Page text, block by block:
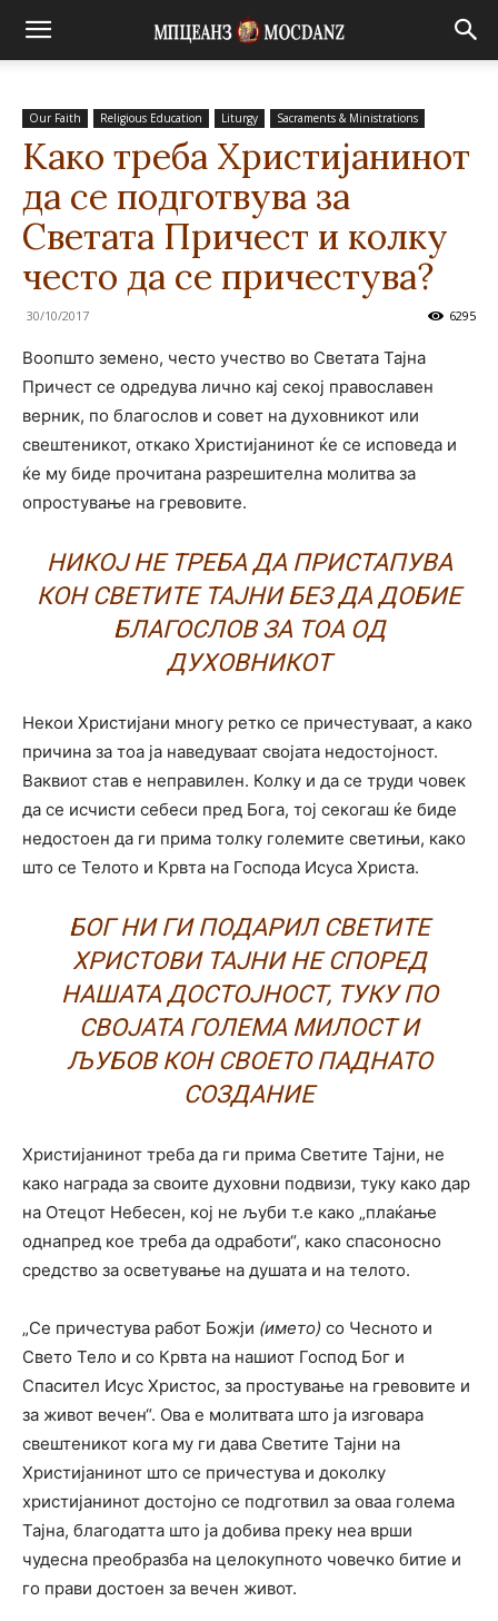
Our Faith Religious Education Liturgy Sacraments & Ministrations
Како треба Христијанинот
да се подготвува за
Светата Причест и колку
често да се причестува?
30/10/2017 6295
Воопшто земено, често учество во Светата Тајна
Причест се одредува лично кај секој православен
верник, по благослов и совет на духовникот или
свештеникот, откако Христијaнинот ќе се исповеда и
ќе му биде прочитана разрешителна молитва за
опростување на гревовите.
НИКОЈ НЕ ТРЕБА ДА ПРИСТАПУВА
КОН СВЕТИТЕ ТАЈНИ БЕЗ ДА ДОБИЕ
БЛАГОСЛОВ ЗА ТОА ОД
ДУХОВНИКОТ
Некои Христијани многу ретко се причестуваат, а како
причина за тоа ја наведуваат својата недостојност.
Ваквиот став е неправилен. Колку и да се труди човек
да се исчисти себеси пред Бога, тој секогаш ќе биде
недостоен да ги прима толку големите светињи, како
што се Телото и Крвта на Господа Исуса Христа.
БОГ НИ ГИ ПОДАРИЛ СВЕТИТЕ
ХРИСТОВИ ТАЈНИ НЕ СПОРЕД
НАШАТА ДОСТОЈНОСТ, ТУКУ ПО
СВОЈАТА ГОЛЕМА МИЛОСТ И
ЉУБОВ КОН СВОЕТО ПАДНАТО
СОЗДАНИЕ
Христијанинот треба да ги прима Светите Тајни, не
како награда за своите духовни подвизи, туку како дар
на Отецот Небесен, кој не љуби т.е како „плаќање
однапред кое треба да одработи“, како спасоносно
средство за осветување на душата и на телото.
„Се причестува работ Божји (името) со Чесното и
Свето Тело и со Крвта на нашиот Господ Бог и
Спасител Исус Христос, за простување на гревовите и
за живот вечен“. Ова е молитвата што ја изговара
свештеникот кога му ги дава Светите Тајни на
Христијанинот што се причестува и доколку
христијанинот достојно се подготвил за оваа голема
Тајна, благодатта што ја добива преку неа врши
чудесна преобразба на целокупното човечко битие и
го прави достоен за вечен живот.